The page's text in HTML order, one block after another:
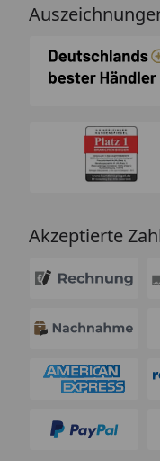
Akzeptierte